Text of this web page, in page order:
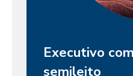
Executivo
semileito